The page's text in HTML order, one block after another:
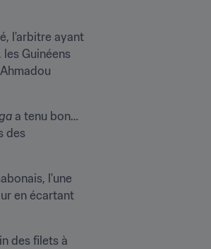
l'arbitre ayant
Guinéens
a tenu bon…
des
l'une
en écartant
des filets à